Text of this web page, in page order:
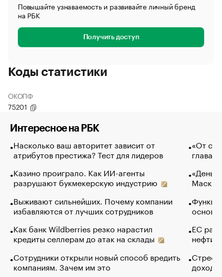
Повышайте узнаваемость и развивайте личный бренд
на РБК
Получить доступ
Коды статистики
ОКОПФ
75201
Интересное на РБК
Насколько ваш авторитет зависит от
атрибутов престижа? Тест для лидеров
Казино проиграло. Как ИИ-агенты
разрушают букмекерскую индустрию
Выживают сильнейших. Почему компании
избавляются от лучших сотрудников
Как банк Wildberries резко нарастил
кредиты селлерам до атак на склады
Сотрудники открыли новый способ вредить
компаниям. Зачем им это
«От
глава
Маск в
основ
ЕС
нефти